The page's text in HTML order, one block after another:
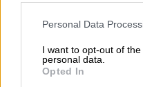
Please note that this
not limited to your visit or
grant or deny consent to
use your data for below
Personal Data
I want to opt-out of
personal data.
Opted In
Ένοπλες Δυνάμεις
Ο δήμαρχος της
Γουατσετά,